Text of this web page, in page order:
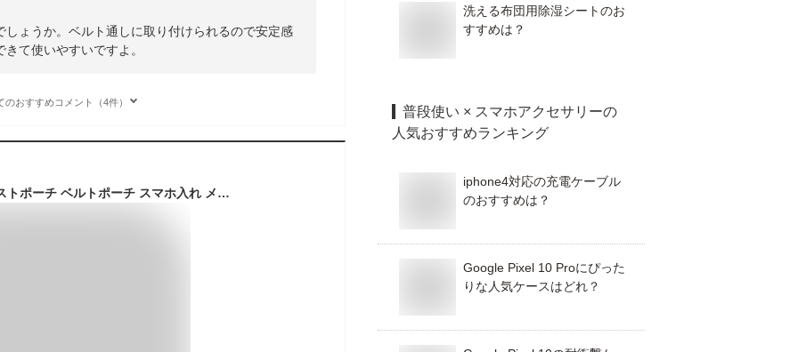
ょうか。ベルト通しに取り付けられるので安定感
て使いやすいですよ。
のおすすめコメント（4件）
ウエストバッグ ウエストポーチ ベルトポーチ スマホ入れ メンズポーチ 腰 軽量 耐衝撃 xperia iPhone 最大6.9インチ 携帯収納 横型 縦型 ビジネス用
洗える布団用除湿シートのお
すすめは？
普段使い × スマホアクセサリーの
人気おすすめランキング
iphone4対応の充電ケーブル
のおすすめは？
Google Pixel 10 Proにぴった
りな人気ケースはどれ？